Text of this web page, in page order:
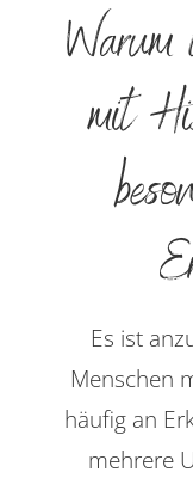
mit
Es ist
Menschen
häufig an
mehrere